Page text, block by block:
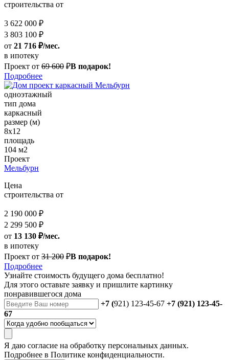
строительства от
3 622 000 ₽
3 803 100 ₽
от 21 716 ₽/мес.
в ипотеку
Проект от 69 600 ₽В подарок!
Подробнее
одноэтажный
тип дома
каркасный
размер (м)
8х12
площадь
104 м2
Проект
Мельбурн
Цена
строительства от
2 190 000 ₽
2 299 500 ₽
от 13 130 ₽/мес.
в ипотеку
Проект от 31 200 ₽В подарок!
Подробнее
Узнайте стоимость будущего дома бесплатно!
Для этого оставьте заявку и пришлите картинку
понравившегося дома
+7 (921) 123-45-67 +7 (921) 123-45-
67
Я даю согласие на обработку персональных данных.
Подробнее в Политике конфиденциальности.